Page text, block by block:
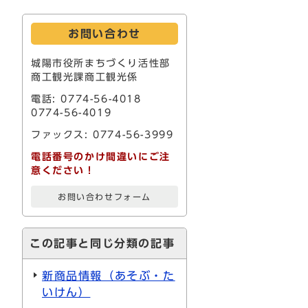
お問い合わせ
城陽市役所まちづくり活性部
商工観光課商工観光係
電話: 0774-56-4018
0774-56-4019
ファックス: 0774-56-3999
電話番号のかけ間違いにご注
意ください！
お問い合わせフォーム
この記事と同じ分類の記事
新商品情報（あそぶ・た
いけん）